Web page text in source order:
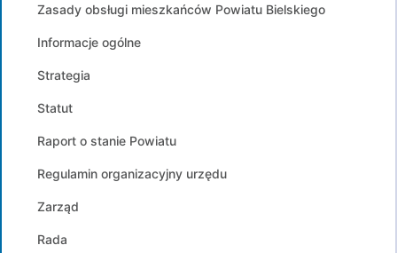
Zasady obsługi mieszkańców Powiatu Bielskiego
Informacje ogólne
Strategia
Statut
Raport o stanie Powiatu
Regulamin organizacyjny urzędu
Zarząd
Rada